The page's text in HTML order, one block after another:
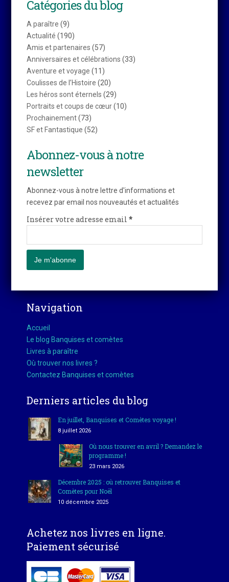
Catégories du blog
A paraître (9)
Actualité (190)
Amis et partenaires (57)
Anniversaires et célébrations (33)
Aventure et voyage (11)
Coulisses de l’Histoire (20)
Les héros sont éternels (29)
Portraits et coups de cœur(10)
Prochainement(73)
SF et Fantastique (52)
Abonnez-vous à notre
newsletter
Abonnez-vous à notre lettre d'informations et
recevez par email nos nouveautés et actualités
Insérer votre adresse email*
Navigation
Accueil
Le blog Banquises et comètes
Livres à paraître
Où trouver nos livres ?
Contactez Banquises et comètes
Derniers articles du blog
En juillet, Banquises et Comètes voyage !
8 juillet 2026
Où nous trouver en avril ? Demandez le
programme !
23 mars 2026
Décembre 2025 : où retrouver Banquises et
Comètes pour Noël
10 décembre 2025
Achetez nos livres en ligne.
Paiement sécurisé